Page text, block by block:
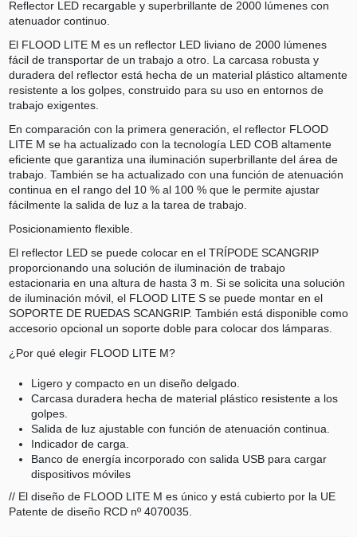
Reflector LED recargable y superbrillante de 2000 lúmenes con
atenuador continuo.
El FLOOD LITE M es un reflector LED liviano de 2000 lúmenes
fácil de transportar de un trabajo a otro. La carcasa robusta y
duradera del reflector está hecha de un material plástico altamente
resistente a los golpes, construido para su uso en entornos de
trabajo exigentes.
En comparación con la primera generación, el reflector FLOOD
LITE M se ha actualizado con la tecnología LED COB altamente
eficiente que garantiza una iluminación superbrillante del área de
trabajo. También se ha actualizado con una función de atenuación
continua en el rango del 10 % al 100 % que le permite ajustar
fácilmente la salida de luz a la tarea de trabajo.
Posicionamiento flexible.
El reflector LED se puede colocar en el TRÍPODE SCANGRIP
proporcionando una solución de iluminación de trabajo
estacionaria en una altura de hasta 3 m. Si se solicita una solución
de iluminación móvil, el FLOOD LITE S se puede montar en el
SOPORTE DE RUEDAS SCANGRIP. También está disponible como
accesorio opcional un soporte doble para colocar dos lámparas.
¿Por qué elegir FLOOD LITE M?
Ligero y compacto en un diseño delgado.
Carcasa duradera hecha de material plástico resistente a los
golpes.
Salida de luz ajustable con función de atenuación continua.
Indicador de carga.
Banco de energía incorporado con salida USB para cargar
dispositivos móviles
// El diseño de FLOOD LITE M es único y está cubierto por la UE
Patente de diseño RCD nº 4070035.